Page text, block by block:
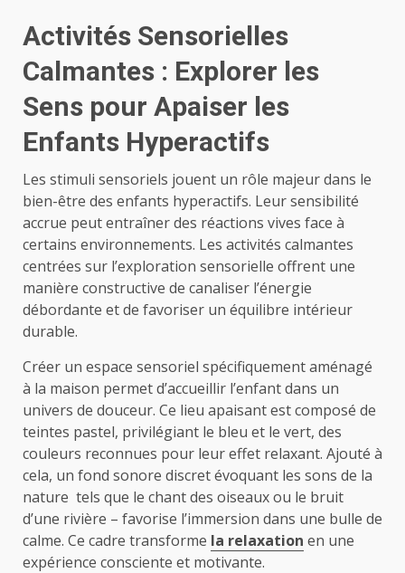
Activités Sensorielles
Calmantes : Explorer les
Sens pour Apaiser les
Enfants Hyperactifs
Les stimuli sensoriels jouent un rôle majeur dans le
bien-être des enfants hyperactifs. Leur sensibilité
accrue peut entraîner des réactions vives face à
certains environnements. Les activités calmantes
centrées sur l’exploration sensorielle offrent une
manière constructive de canaliser l’énergie
débordante et de favoriser un équilibre intérieur
durable.
Créer un espace sensoriel spécifiquement aménagé
à la maison permet d’accueillir l’enfant dans un
univers de douceur. Ce lieu apaisant est composé de
teintes pastel, privilégiant le bleu et le vert, des
couleurs reconnues pour leur effet relaxant. Ajouté à
cela, un fond sonore discret évoquant les sons de la
nature tels que le chant des oiseaux ou le bruit
d’une rivière – favorise l’immersion dans une bulle de
calme. Ce cadre transforme la relaxation en une
expérience consciente et motivante.